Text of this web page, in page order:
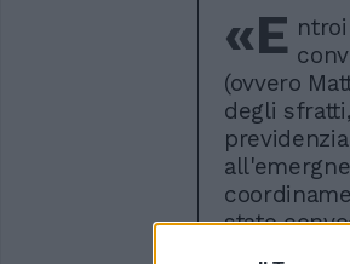
«E
(ovvero
degli
stato